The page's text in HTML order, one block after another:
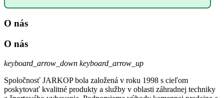
O nás
O nás
keyboard_arrow_down keyboard_arrow_up
Spoločnosť JARKOP bola založená v roku 1998 s cieľom
poskytovať kvalitné produkty a služby v oblasti záhradnej techniky